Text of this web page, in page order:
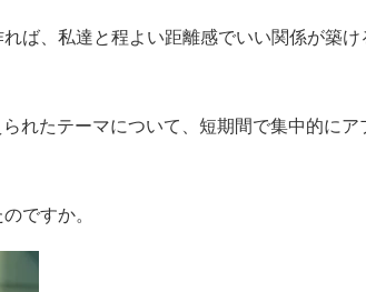
ば、私達と程よい距離感でいい関係が築
れたテーマについて、短期間で集中的にア
ですか。